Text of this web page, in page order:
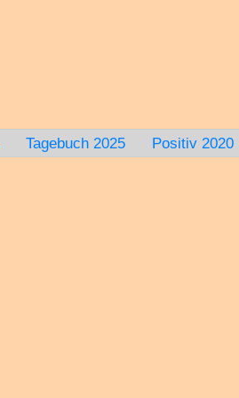
Tagebuch 2025 Positiv 2020